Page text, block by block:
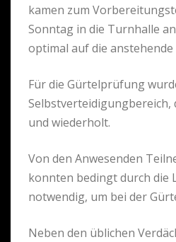
kamen zum
Sonntag in die Turnhalle
optimal auf die
Für die Gürtelprüfung
Selbstverteidigungbereich,
und wiederholt.
Von den Anwesenden
konnten bedingt durch die
notwendig, um bei der
Neben den üblichen